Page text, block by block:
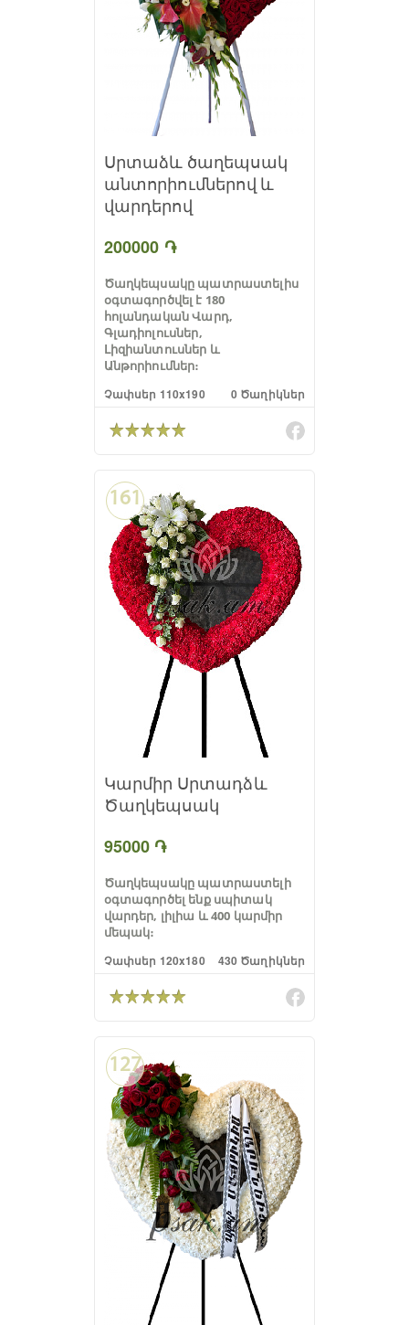
Սրտաձև ծաղեպսակ
անտորիումներով և
վարդերով
200000 ֏
Ծաղկեպսակը պատրաստելիս
օգտագործվել է 180
հոլանդական Վարդ,
Գլադիոլուսներ,
Լիզիանտուսներ և
Անթորիումներ։
Չափսեր 110x190
0 Ծաղիկներ
161
Կարմիր Սրտադձև
Ծաղկեպսակ
95000 ֏
Ծաղկեպսակը պատրաստելի
օգտագործել ենք սպիտակ
վարդեր, լիլիա և 400 կարմիր
մեպակ։
Չափսեր 120x180
430 Ծաղիկներ
127